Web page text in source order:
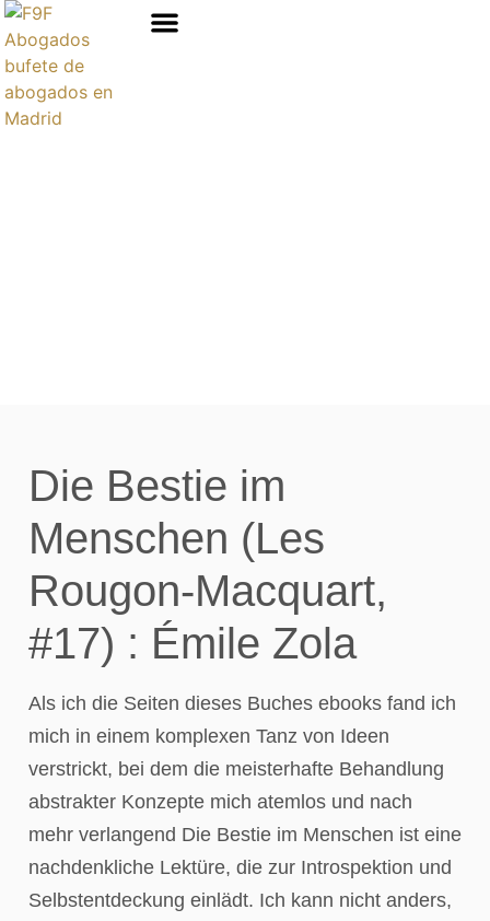
Die Bestie im
Menschen (Les
Rougon-Macquart,
#17) : Émile Zola
Als ich die Seiten dieses Buches ebooks fand ich
mich in einem komplexen Tanz von Ideen
verstrickt, bei dem die meisterhafte Behandlung
abstrakter Konzepte mich atemlos und nach
mehr verlangend Die Bestie im Menschen ist eine
nachdenkliche Lektüre, die zur Introspektion und
Selbstentdeckung einlädt. Ich kann nicht anders,